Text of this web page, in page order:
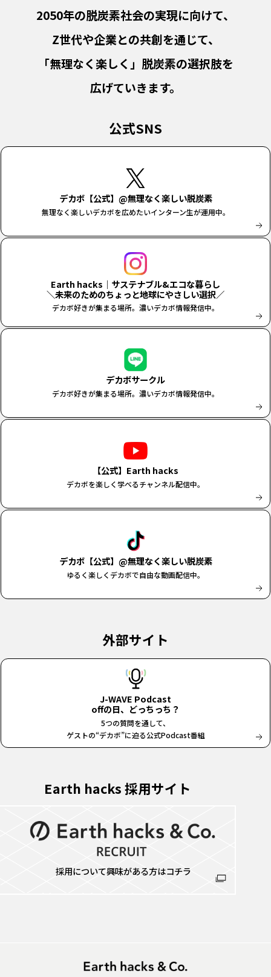
2050年の脱炭素社会の実現に向けて、
Z世代や企業との共創を通じて、
「無理なく楽しく」脱炭素の選択肢を
広げていきます。
公式SNS
デカボ【公式】@無理なく楽しい脱炭素
無理なく楽しいデカボを広めたいインターン生が運用中。
Earth hacks｜サステナブル&エコな暮らし
＼未来のためのちょっと地球にやさしい選択／
デカボ好きが集まる場所。濃いデカボ情報発信中。
デカボサークル
デカボ好きが集まる場所。濃いデカボ情報発信中。
【公式】Earth hacks
デカボを楽しく学べるチャンネル配信中。
デカボ【公式】@無理なく楽しい脱炭素
ゆるく楽しくデカボで自由な動画配信中。
外部サイト
J-WAVE Podcast
offの日、どっちっち？
5つの質問を通して、
ゲストの“デカボ”に迫る公式Podcast番組
Earth hacks 採用サイト
採用について興味がある方はコチラ